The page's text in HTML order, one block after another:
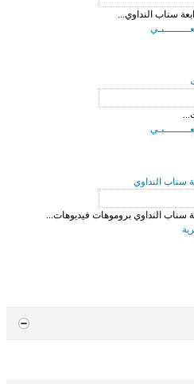
سناب النداوي...
سناب النداوي
سناب النداوي بروموهات فيديوهات...